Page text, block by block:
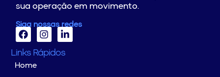
sua operação em movimento.
Siga nossas redes
Links Rápidos
Home